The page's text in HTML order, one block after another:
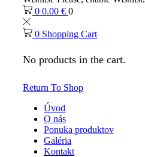
0 0.00 € 0
0 Shopping Cart
No products in the cart.
Return To Shop
Úvod
O nás
Ponuka produktov
Galéria
Kontakt